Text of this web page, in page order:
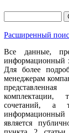
Расширенный
Все данные,
информационный
Для более
менеджерам
комплектации,
сочетаний, а
является